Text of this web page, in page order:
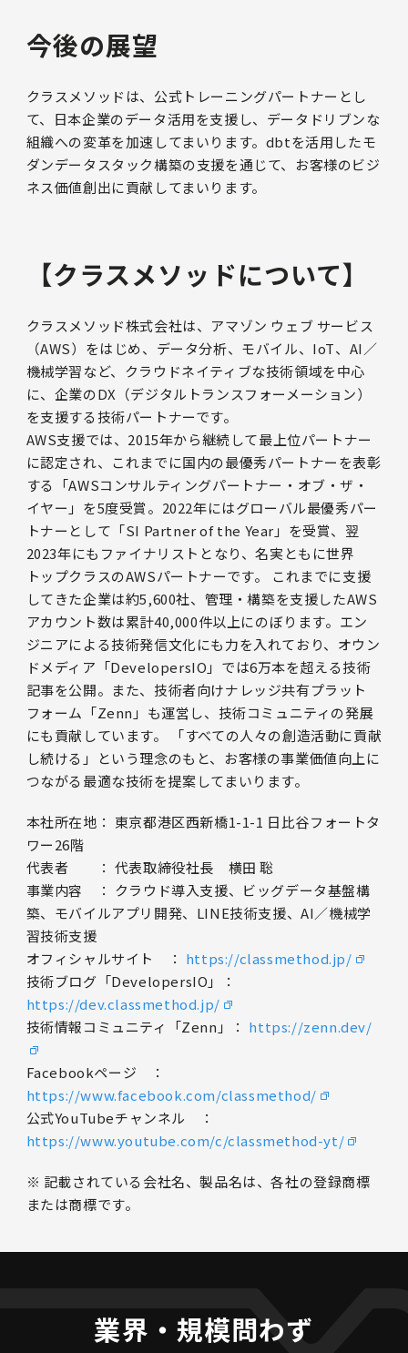
今後の展望
クラスメソッドは、公式トレーニングパートナーとし
て、日本企業のデータ活用を支援し、データドリブンな
組織への変革を加速してまいります。dbtを活用したモ
ダンデータスタック構築の支援を通じて、お客様のビジ
ネス価値創出に貢献してまいります。
【クラスメソッドについて】
クラスメソッド株式会社は、アマゾン ウェブ サービス
（AWS）をはじめ、データ分析、モバイル、IoT、AI／
機械学習など、クラウドネイティブな技術領域を中心
に、企業のDX（デジタルトランスフォーメーション）
を支援する技術パートナーです。
AWS支援では、2015年から継続して最上位パートナー
に認定され、これまでに国内の最優秀パートナーを表彰
する「AWSコンサルティングパートナー・オブ・ザ・
イヤー」を5度受賞。2022年にはグローバル最優秀パー
トナーとして「SI Partner of the Year」を受賞、翌
2023年にもファイナリストとなり、名実ともに世界
トップクラスのAWSパートナーです。 これまでに支援
してきた企業は約5,600社、管理・構築を支援したAWS
アカウント数は累計40,000件以上にのぼります。エン
ジニアによる技術発信文化にも力を入れており、オウン
ドメディア「DevelopersIO」では6万本を超える技術
記事を公開。また、技術者向けナレッジ共有プラット
フォーム「Zenn」も運営し、技術コミュニティの発展
にも貢献しています。 「すべての人々の創造活動に貢献
し続ける」という理念のもと、お客様の事業価値向上に
つながる最適な技術を提案してまいります。
本社所在地： 東京都港区西新橋1-1-1 日比谷フォートタ
ワー26階
代表者 ： 代表取締役社長 横田 聡
事業内容 ： クラウド導入支援、ビッグデータ基盤構
築、モバイルアプリ開発、LINE技術支援、AI／機械学
習技術支援
オフィシャルサイト ： https://classmethod.jp/
技術ブログ「DevelopersIO」：
https://dev.classmethod.jp/
技術情報コミュニティ「Zenn」： https://zenn.dev/
Facebookページ ：
https://www.facebook.com/classmethod/
公式YouTubeチャンネル ：
https://www.youtube.com/c/classmethod-yt/
※ 記載されている会社名、製品名は、各社の登録商標
または商標です。
業界・規模問わず